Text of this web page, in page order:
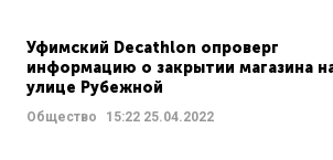
Уфимский Decathlon опроверг
информацию о закрытии магазина
улице Рубежной
Общество 15:22 25.04.2022